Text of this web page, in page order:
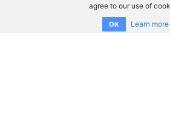
agree to our use of
OK Learn more